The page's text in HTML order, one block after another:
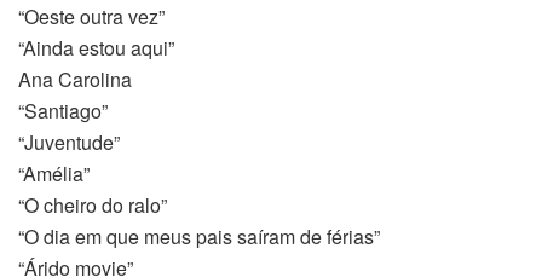
“Oeste outra vez”
“Ainda estou aqui”
Ana Carolina
“Santiago”
“Juventude”
“Amélia”
“O cheiro do ralo”
“O dia em que meus pais saíram de férias”
“Árido movie”